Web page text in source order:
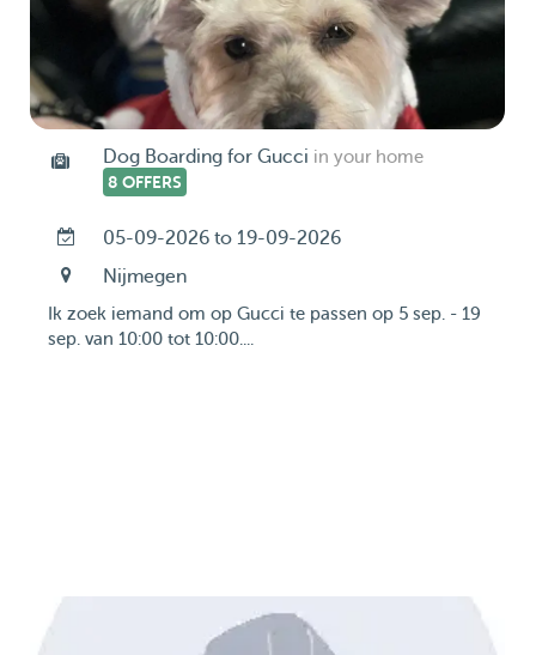
Dog Boarding for Gucci in your home
8 OFFERS
05-09-2026 to 19-09-2026
Nijmegen
Ik zoek iemand om op Gucci te passen op 5 sep. - 19
sep. van 10:00 tot 10:00....